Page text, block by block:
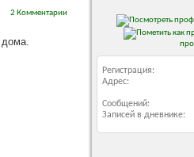
2 Комментарии
дома.
Регистрация
Адрес
Сообщений
Записей в дневнике